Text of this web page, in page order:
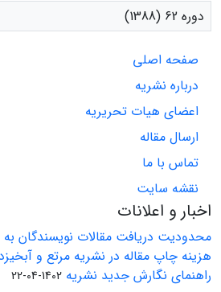
دوره 62 (1388)
صفحه اصلی
درباره نشریه
اعضای هیات تحریریه
ارسال مقاله
تماس با ما
نقشه سایت
اخبار و اعلانات
محدودیت دریافت مقالات نویسندگان
هزینه چاپ مقاله در نشریه مرتع و
راهنمای نگارش جدید نشریه 1402-04-22